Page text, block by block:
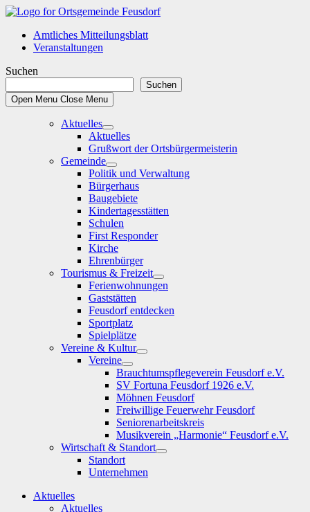
Skip
contentAmtliches Mitteilungsblatt
Veranstaltungen
Suchen
Suchen
Open Menu Close Menu
Aktuelles
Show
sub
menu
Aktuelles
Grußwort der Ortsbürgermeisterin
Gemeinde
Show
sub
menu
Politik und Verwaltung
Bürgerhaus
Baugebiete
Kindertagesstätten
Schulen
First Responder
Kirche
Ehrenbürger
Tourismus & Freizeit
Show
sub
Ferienwohnungen
Gaststätten
Feusdorf entdecken
Sportplatz
Spielplätze
Vereine & Kultur
Show
sub
menu
Vereine
Show
sub
menu
Brauchtumspflegeverein Feusdorf e.V.
SV Fortuna Feusdorf 1926 e.V.
Möhnen Feusdorf
Freiwillige Feuerwehr Feusdorf
Seniorenarbeitskreis
Musikverein „Harmonie“ Feusdorf e.V.
Wirtschaft & Standort
Show
Standort
Unternehmen
Aktuelles
Aktuelles